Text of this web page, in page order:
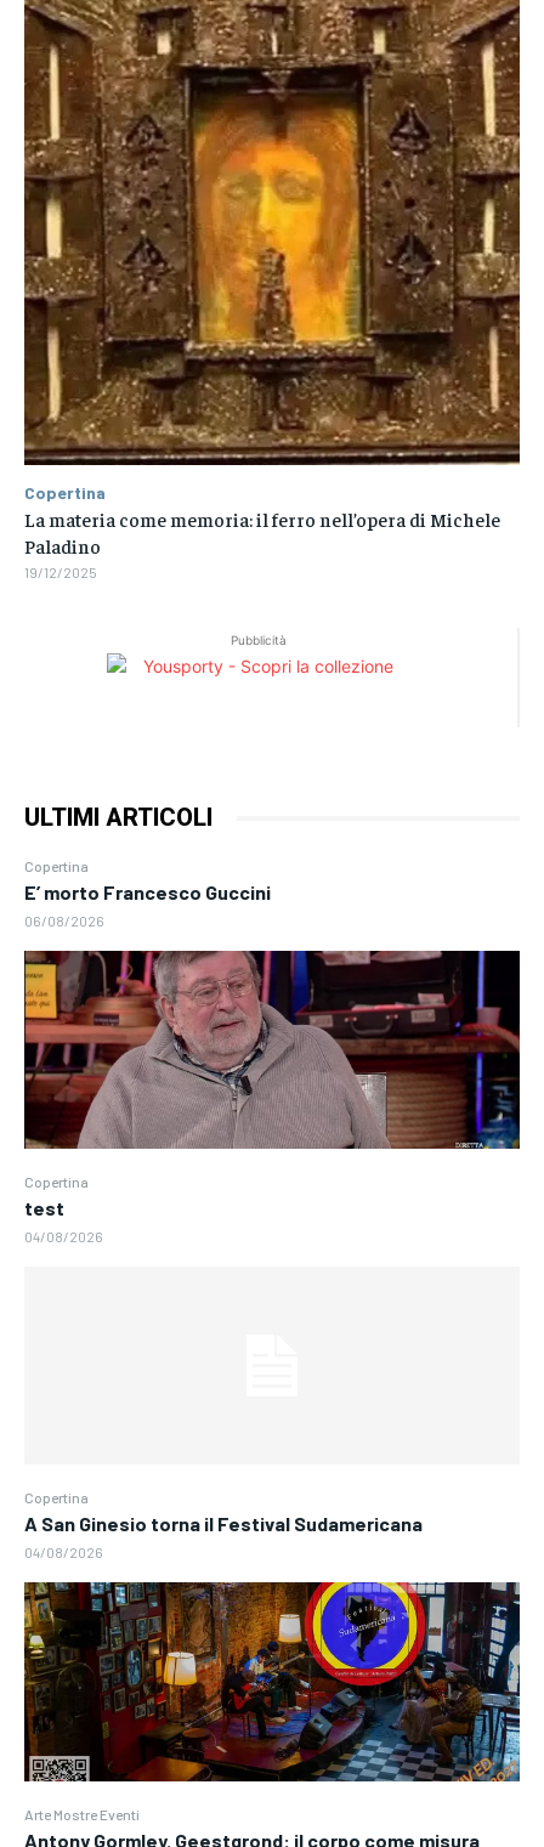
Pubblicità
ULTIMI ARTICOLI
Copertina
E’ morto Francesco Guccini
06/08/2026
Copertina
test
04/08/2026
Copertina
A San Ginesio torna il Festival Sudamericana
04/08/2026
Arte Mostre Eventi
Antony Gormley. Geestgrond: il corpo come misura
Copertina
La materia come memoria: il ferro nell’opera di Michele
Paladino
19/12/2025